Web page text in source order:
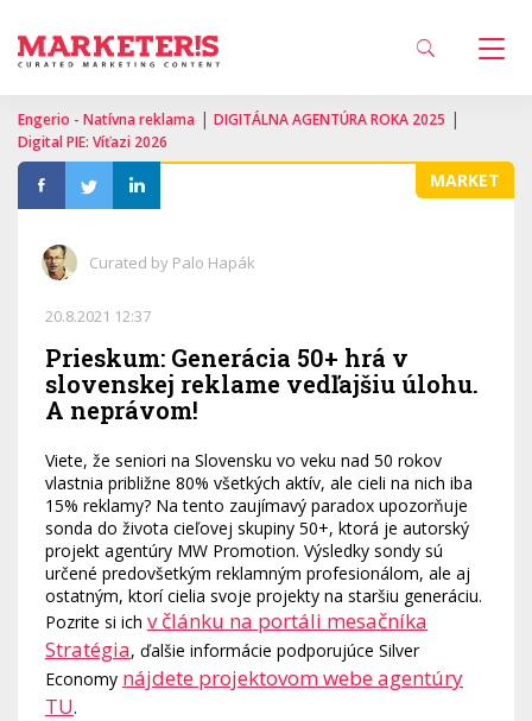
Engerio - Natívna reklama | DIGITÁLNA AGENTÚRA ROKA 2025 |
Digital PIE: Víťazi 2026
MARKET
Curated by Palo Hapák
20.8.2021 12:37
Prieskum: Generácia 50+ hrá v
slovenskej reklame vedľajšiu úlohu.
A neprávom!
Viete, že seniori na Slovensku vo veku nad 50 rokov
vlastnia približne 80% všetkých aktív, ale cieli na nich iba
15% reklamy? Na tento zaujímavý paradox upozorňuje
sonda do života cieľovej skupiny 50+, ktorá je autorský
projekt agentúry MW Promotion. Výsledky sondy sú
určené predovšetkým reklamným profesionálom, ale aj
ostatným, ktorí cielia svoje projekty na staršiu generáciu.
Pozrite si ich v článku na portáli mesačníka
Stratégia, ďalšie informácie podporujúce Silver
Economy nájdete projektovom webe agentúry
TU.